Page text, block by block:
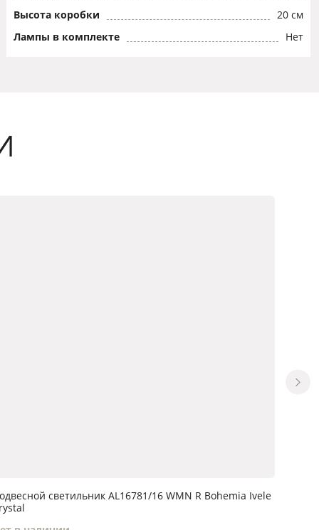
Высота коробки
20 см
Лампы в комплекте
Нет
светильник AL16781/16 WMN R Bohemia Ivele